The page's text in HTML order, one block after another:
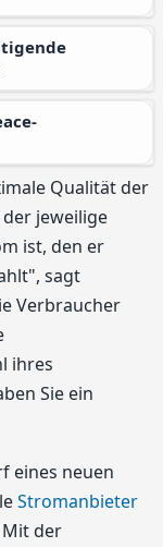
Qualität der
jeweilige
ist, den er
sagt
Verbraucher
ihres
Sie ein
eines neuen
Stromanbieter
der